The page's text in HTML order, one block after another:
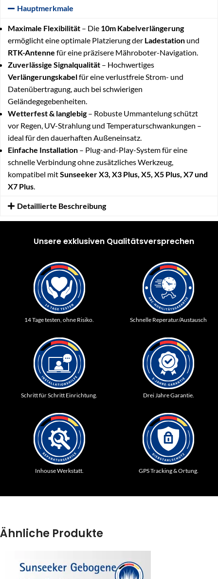
Hauptmerkmale
Maximale Flexibilität – Die 10m Kabelverlängerung
ermöglicht eine optimale Platzierung der Ladestation und
RTK-Antenne für eine präzisere Mähroboter-Navigation.
Zuverlässige Signalqualität – Hochwertiges
Verlängerungskabelfür eine verlustfreie Strom- und
Datenübertragung, auch bei schwierigen
Geländegegebenheiten.
Wetterfest & langlebig– Robuste Ummantelung schützt
vor Regen, UV-Strahlung und Temperaturschwankungen –
ideal für den dauerhaften Außeneinsatz.
Einfache Installation – Plug-and-Play-System für eine
schnelle Verbindung ohne zusätzliches Werkzeug,
kompatibel mitSunseeker X3, X3 Plus, X5, X5 Plus, X7 und
X7 Plus.
Detaillierte Beschreibung
Unsere exklusiven Qualitätsversprechen
14 Tage testen, ohne Risiko. Schnelle Reperatur/Austausch
Schritt für Schritt Einrichtung. Drei Jahre Garantie.
Inhouse Werkstatt. GPS Tracking & Ortung.
Ähnliche Produkte